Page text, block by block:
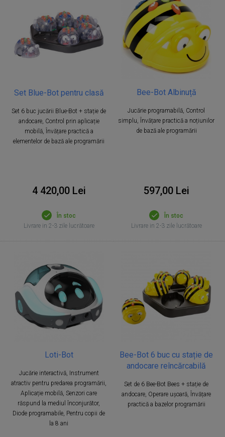
Set Blue-Bot pentru clasă
Set 6 buc jucării Blue-Bot + stație de
andocare, Control prin aplicație
mobilă, Învățare practică a
elementelor de bază ale programării
4 420,00 Lei
În stoc
Livrare in 2-3 zile lucrătoare
Bee-Bot Albinuță
Jucărie programabilă, Control
simplu, Învățare practică a noțiunilor
de bază ale programării
597,00 Lei
În stoc
Livrare in 2-3 zile lucrătoare
Loti-Bot
Jucărie interactivă, Instrument
atractiv pentru predarea programării,
Aplicație mobilă, Senzori care
răspund la mediul înconjurător,
Diode programabile, Pentru copii de
la 8 ani
Bee-Bot 6 buc cu stație de
andocare reîncărcabilă
Set de 6 Bee-Bot Bees + stație de
andocare, Operare ușoară, Învățare
practică a bazelor programării